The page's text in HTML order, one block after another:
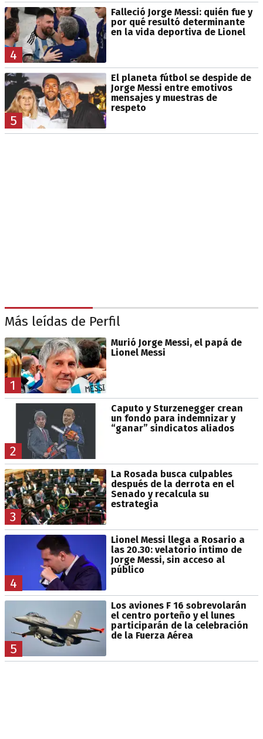
4
Falleció Jorge Messi: quién fue y
por qué resultó determinante
en la vida deportiva de Lionel
5
El planeta fútbol se despide de
Jorge Messi entre emotivos
mensajes y muestras de
respeto
Más leídas de Perfil
1
Murió Jorge Messi, el papá de
Lionel Messi
2
Caputo y Sturzenegger crean
un fondo para indemnizar y
“ganar” sindicatos aliados
3
La Rosada busca culpables
después de la derrota en el
Senado y recalcula su
estrategia
4
Lionel Messi llega a Rosario a
las 20.30: velatorio íntimo de
Jorge Messi, sin acceso al
público
5
Los aviones F 16 sobrevolarán
el centro porteño y el lunes
participarán de la celebración
de la Fuerza Aérea